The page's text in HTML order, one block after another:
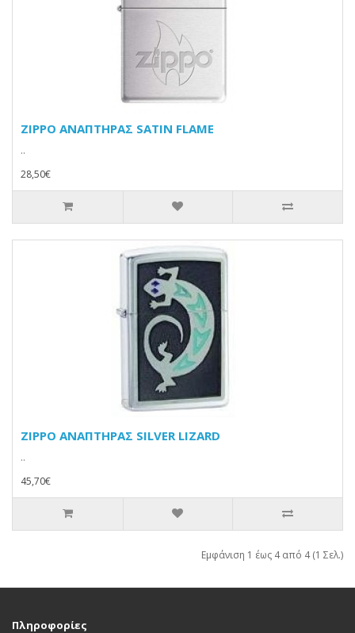
ZIPPO ΑΝΑΠΤΗΡΑΣ SATIN FLAME
..
28,50€
ZIPPO ΑΝΑΠΤΗΡΑΣ SILVER LIZARD
..
45,70€
Εμφάνιση 1 έως 4 από 4 (1 Σελ.)
Πληροφορίες